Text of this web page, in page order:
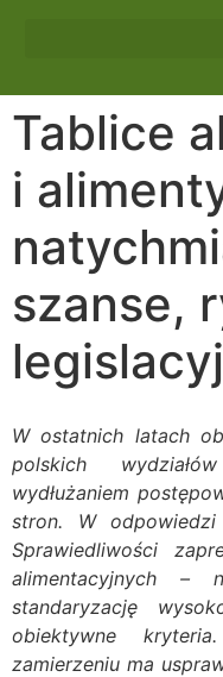
Tablice
i
szanse,
W ostatnich latach
polskich
wydłużaniem
stron. W
Sprawiedliwości
alimentacyjnych –
standaryzację
obiektywne
zamierzeniu ma